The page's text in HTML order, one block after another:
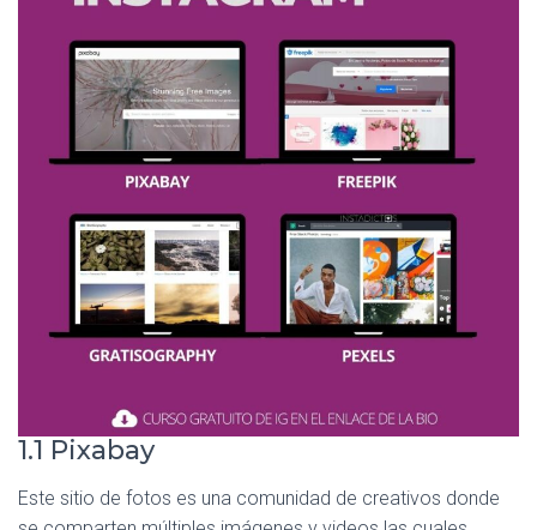
1.1 Pixabay
Este sitio de fotos es una comunidad de creativos donde